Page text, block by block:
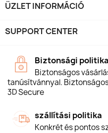
ÜZLET INFORMÁCIÓ
SUPPORT CENTER
Biztonsági
Biztonságos
tanúsítvánnyal.
3D Secure
szállítási politika
Konkrét és pontos